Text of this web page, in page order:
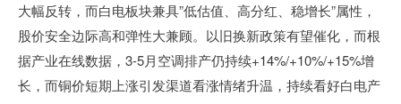
大幅反转，而白电板块兼具”低估值、高分红、稳增长”属性，
股价安全边际高和弹性大兼顾。以旧换新政策有望催化，而根
据产业在线数据，3-5月空调排产仍持续+14%/+10%/+15%增
长，而铜价短期上涨引发渠道看涨情绪升温，持续看好白电产